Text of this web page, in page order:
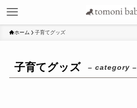
ホーム 子育てグッズ
子育てグッズ – category –